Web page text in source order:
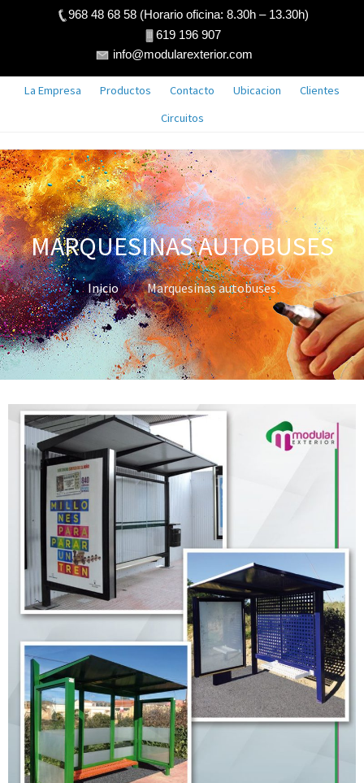
968 48 68 58 (Horario oficina: 8.30h – 13.30h)
619 196 907
info@modularexterior.com
La Empresa Productos Contacto Ubicacion
Clientes
Circuitos
MARQUESINAS AUTOBUSES
Inicio Marquesinas autobuses